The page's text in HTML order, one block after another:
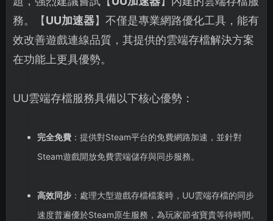
務。【UU加速器】不僅是專業網路優化工具，能有
效改善遊戲連線品質，其提供的雲端存檔解決方案
在功能上更具優勢。
UU雲端存檔服務具備以下核心優勢：
完全免費：提供對Steam平台的免費網路加速，並針對
Steam遊戲開放免費雲端儲存與同步服務。
高效同步：處理大型遊戲存檔檔案時，UU雲端存檔的同步
速度普遍優於Steam原生服務，為玩家節省寶貴等待時間。